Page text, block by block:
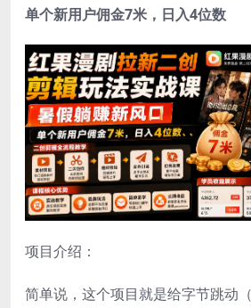
单个新用户佣金7米，日入4位数
项目介绍：
简单说，这个项目就是给字节跳动